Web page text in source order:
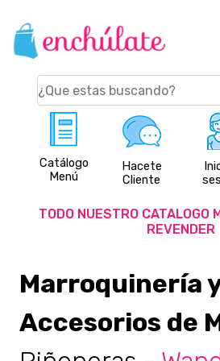
Catálogo
Menú
Hacete
Cliente
TODO NUESTRO CATALOGO
REVENDER
Marroquinería
Accesorios de